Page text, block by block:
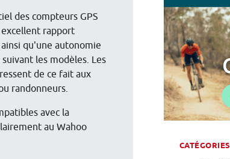
des compteurs GPS
rapport
qu'une autonomie
les modèles. Les
de ce fait aux
randonneurs.
avec la
au Wahoo
CATÉGORIES